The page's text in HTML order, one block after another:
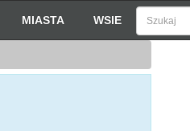
MIASTA WSIE